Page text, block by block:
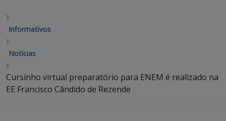
Informativos
Notícias
Cursinho virtual preparatório para ENEM é realizado na
EE Francisco Cândido de Rezende